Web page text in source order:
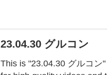
23.04.30 グルコン
This is "23.04.30 グルコン